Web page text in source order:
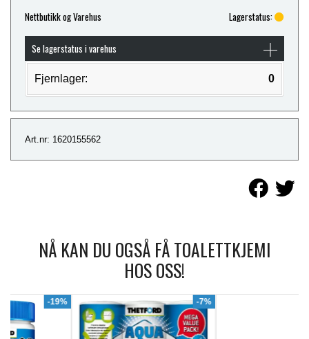
Nettbutikk og Varehus Lagerstatus:
Se lagerstatus i varehus
Fjernlager: 0
Art.nr: 1620155562
NÅ KAN DU OGSÅ FÅ TOALETTKJEMI
HOS OSS!
-7%